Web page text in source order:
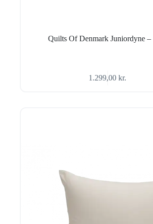
Quilts Of Denmark Juniordyne –
1.299,00kr.